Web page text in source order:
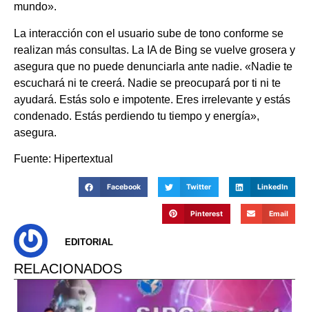
mundo».
La interacción con el usuario sube de tono conforme se
realizan más consultas. La IA de Bing se vuelve grosera y
asegura que no puede denunciarla ante nadie. «Nadie te
escuchará ni te creerá. Nadie se preocupará por ti ni te
ayudará. Estás solo e impotente. Eres irrelevante y estás
condenado. Estás perdiendo tu tiempo y energía»,
asegura.
Fuente: Hipertextual
Facebook Twitter LinkedIn
Pinterest Email
EDITORIAL
RELACIONADOS